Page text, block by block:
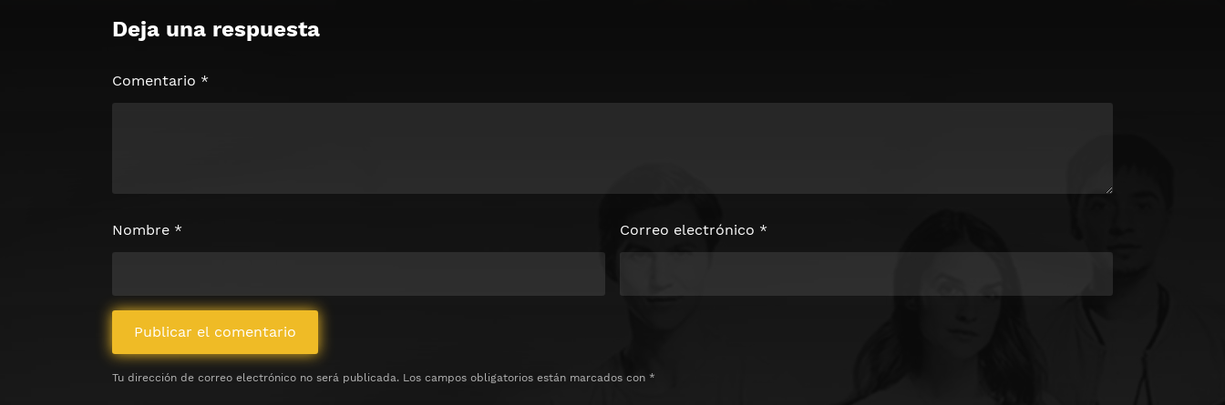
🔒 Acceso Requerido
Deja una respuesta
Tu dirección de correo electrónico no será publicada. Los campos obligatorios están marcados con *
Comentario *
Nombre * Correo electrónico *